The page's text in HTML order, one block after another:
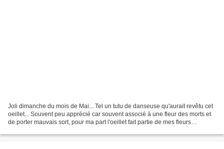
Joli dimanche du mois de Mai... Tel un tutu de danseuse qu'aurait revêtu cet
oeillet... Souvent peu apprécié car souvent associé à une fleur des morts et
de porter mauvais sort, pour ma part l'oeillet fait partie de mes fleurs